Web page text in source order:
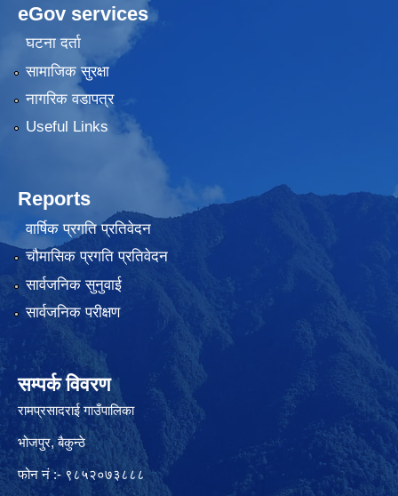
eGov services
घटना दर्ता
सामाजिक सुरक्षा
नागरिक वडापत्र
Useful Links
Reports
वार्षिक प्रगति प्रतिवेदन
चौमासिक प्रगति प्रतिवेदन
सार्वजनिक सुनुवाई
सार्वजनिक परीक्षण
सम्पर्क विवरण
रामप्रसादराई गाउँपालिका
भोजपुर, बैकुन्ठे
फोन नं :- ९८५२०७३८८८